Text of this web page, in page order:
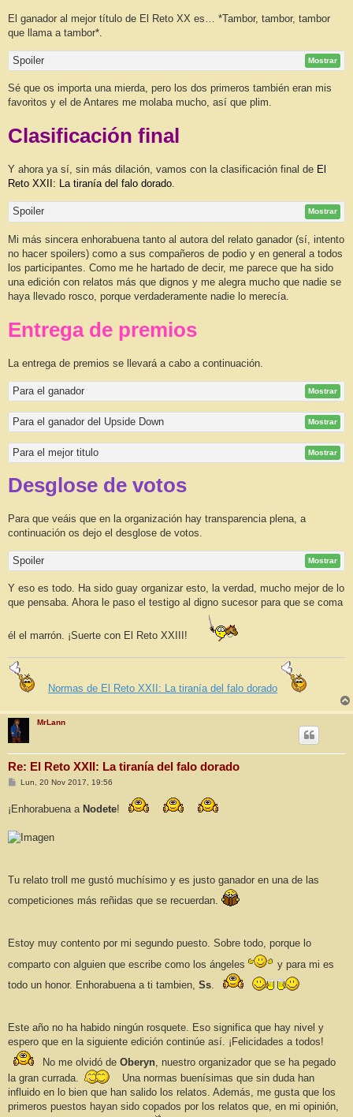
El ganador al mejor título de El Reto XX es… *Tambor, tambor, tambor
que llama a tambor*.
Spoiler Mostrar
Sé que os importa una mierda, pero los dos primeros también eran mis
favoritos y el de Antares me molaba mucho, así que plim.
Clasificación final
Y ahora ya sí, sin más dilación, vamos con la clasificación final de El
Reto XXII: La tiranía del falo dorado.
Spoiler Mostrar
Mi más sincera enhorabuena tanto al autora del relato ganador (sí, intento
no hacer spoilers) como a sus compañeros de podio y en general a todos
los participantes. Como me he hartado de decir, me parece que ha sido
una edición con relatos más que dignos y me alegra mucho que nadie se
haya llevado rosco, porque verdaderamente nadie lo merecía.
Entrega de premios
La entrega de premios se llevará a cabo a continuación.
Para el ganador Mostrar
Para el ganador del Upside Down Mostrar
Para el mejor titulo Mostrar
Desglose de votos
Para que veáis que en la organización hay transparencia plena, a
continuación os dejo el desglose de votos.
Spoiler Mostrar
Y eso es todo. Ha sido guay organizar esto, la verdad, mucho mejor de lo
que pensaba. Ahora le paso el testigo al digno sucesor para que se coma
él el marrón. ¡Suerte con El Reto XXIII!
Normas de El Reto XXII: La tiranía del falo dorado
MrLann
Re: El Reto XXII: La tiranía del falo dorado
M
s
e
Lun, 20 Nov 2017, 19:56
¡Enhorabuena a Nodete!
Tu relato troll me gustó muchísimo y es justo ganador en una de las
competiciones más reñidas que se recuerdan.
Estoy muy contento por mi segundo puesto. Sobre todo, porque lo
comparto con alguien que escribe como los ángeles
y para mi es
todo un honor. Enhorabuena a ti tambien, Ss.
Este año no ha habido ningún rosquete. Eso significa que hay nivel y
espero que en la siguiente edición continúe así. ¡Felicidades a todos!
No me olvidó de Oberyn, nuestro organizador que se ha pegado
la gran currada.
Una normas buenísimas que sin duda han
influido en lo bien que han salido los relatos. Además, me gusta que los
primeros puestos hayan sido copados por los relatos que, en mi opinión,